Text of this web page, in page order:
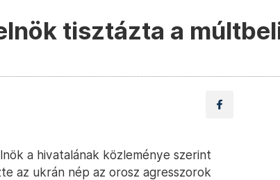
tisztázta a
a hivatalának közleménye szerint
az ukrán nép az orosz agresszorok